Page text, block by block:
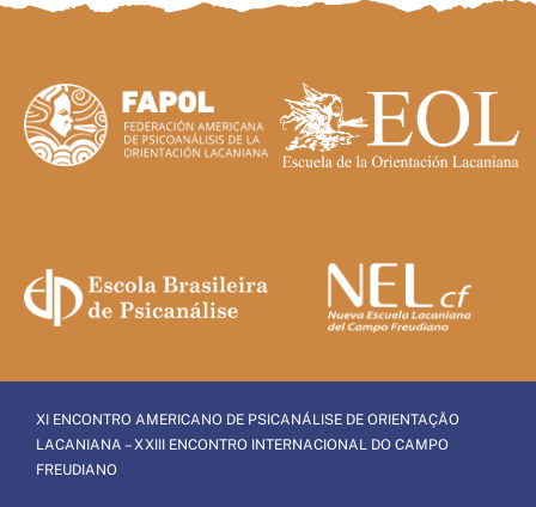
XI ENCONTRO AMERICANO DE PSICANÁLISE DE ORIENTAÇÃO
LACANIANA – XXIII ENCONTRO INTERNACIONAL DO CAMPO
FREUDIANO